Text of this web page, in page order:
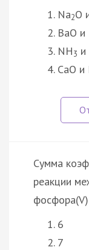
Na2O
BaO и
NH3 и
CaO
Сумма
реакции
6
7